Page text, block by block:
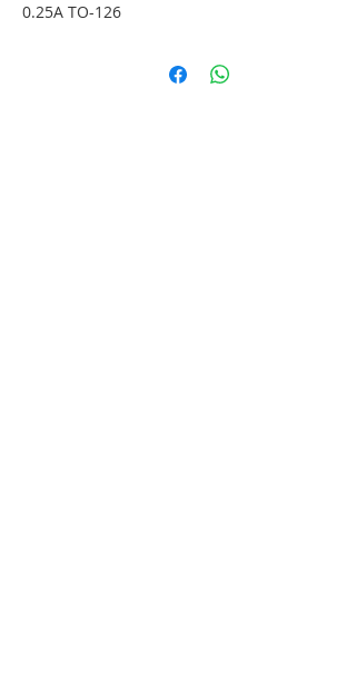
0.25A TO-126